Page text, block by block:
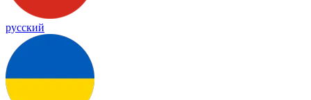
русский